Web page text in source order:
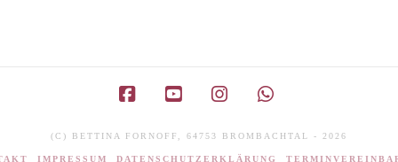
(C) BETTINA FORNOFF, 64753 BROMBACHTAL - 2026
IMPRESSUM DATENSCHUTZERKLÄRUNG